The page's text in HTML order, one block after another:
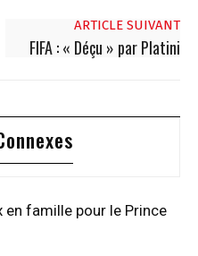
ARTICLE SUIVANT
FIFA : « Déçu » par Platini
en famille pour le Prince